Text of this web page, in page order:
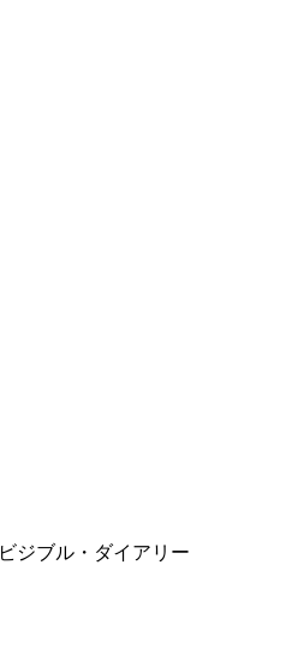
ジブル・ダイアリー